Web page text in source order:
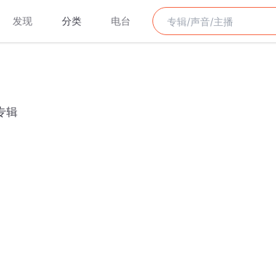
发现 分类 电台
辑